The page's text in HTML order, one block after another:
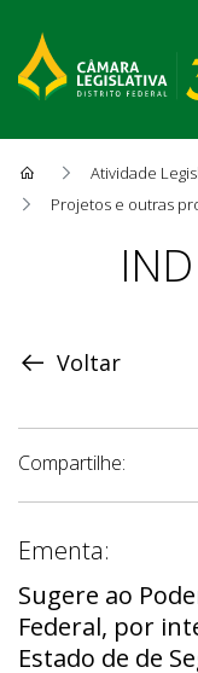
Atividade
Projetos e outras
Proposição
Voltar
Compartilhe:
Ementa:
Sugere ao
Federal, por
Estado de de